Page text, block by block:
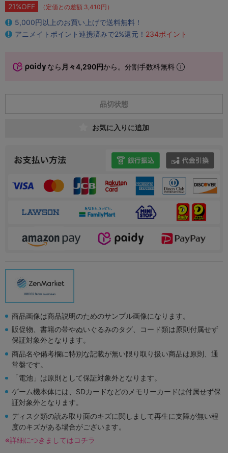
21%OFF （定価との差額 3,410円）
5,000円以上のお買い上げで送料無料！
アニメイトポイント連携済みで2%還元！ 234ポイント
なら 月々4,290円から。分割手数料無料
品切状態
お気に入りに追加
商品画像は商品説明のためのサンプル画像になります。
販促物、書籍の帯やぬいぐるみのタグ、コード類は原則付属せず
保証対象外となります。
商品名や備考欄に特別な記載が無い限り取り扱い商品は原則、通
常盤です。
「電池」は原則として保証対象外となります。
ゲーム機本体には、SDカードなどのメモリーカードは付属せず保
証対象外となります。
ディスク類の読み取り面のキズに関しまして再生に支障が無い程
度のキズがある場合がございます。
※詳細につきましてはコチラ